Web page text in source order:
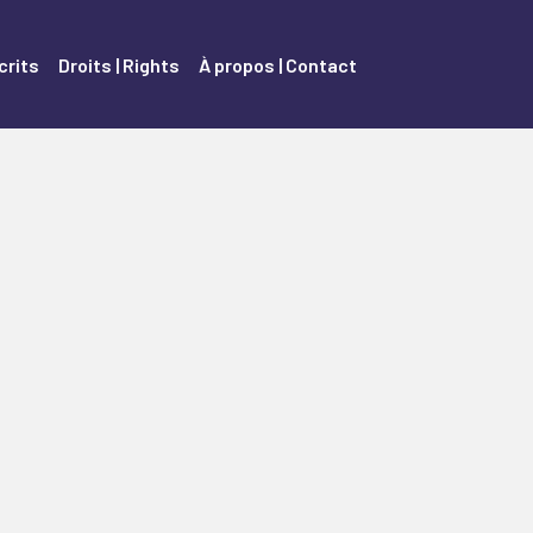
Droits | Rights À propos | Contact